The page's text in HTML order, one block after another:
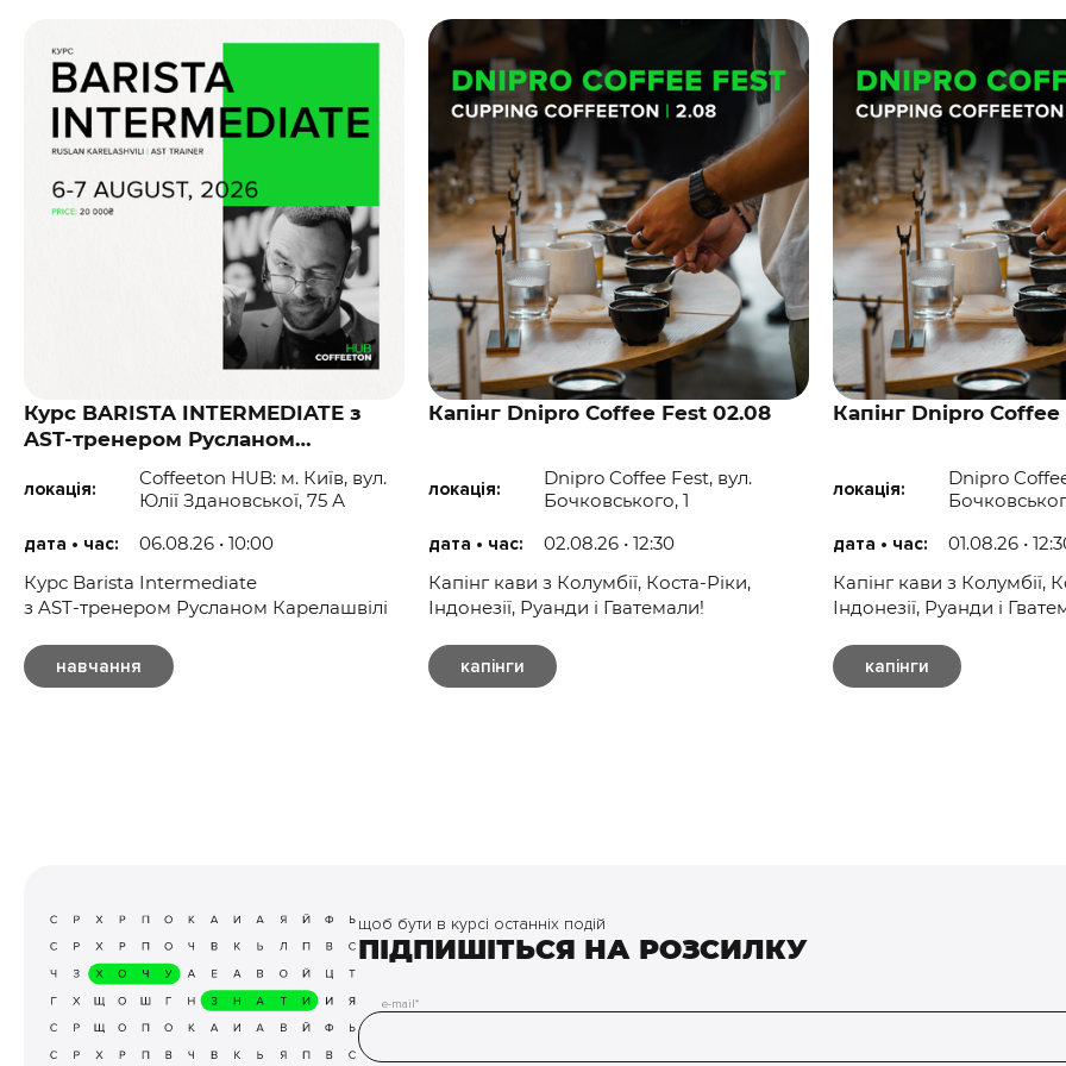
Курс BARISTA INTERMEDIATE з
AST-тренером Русланом
локація:
Coffeeton HUB: м. Київ, вул.
Юлії Здановської, 75 А
дата • час:
06.08.26 • 10:00
Курс Barista Intermediate
з AST-тренером Русланом Карелашвілі
навчання
Капінг Dnipro Coffee Fest 02.08
локація:
Dnipro Coffee Fest, вул.
Бочковського, 1
дата • час:
02.08.26 • 12:30
Капінг кави з Колумбії, Коста-Ріки,
Індонезії, Руанди і Гватемали!
капінги
Капінг Dnipro Coffee
локація:
Dnipro
дата • час:
01.08.26 •
Капінг кави з Колумбії,
Індонезії, Руанди і
капінги
щоб бути в курсі останніх подій
ПІДПИШІТЬСЯ НА РОЗСИЛКУ
e-mail*